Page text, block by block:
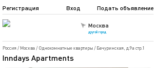
Москва
другой город
Подать объявление
Регистрация Вход
Россия / Москва / Однокомнатные квартиры / Бачуринская, д.9а стр.1
Inndays Apartments